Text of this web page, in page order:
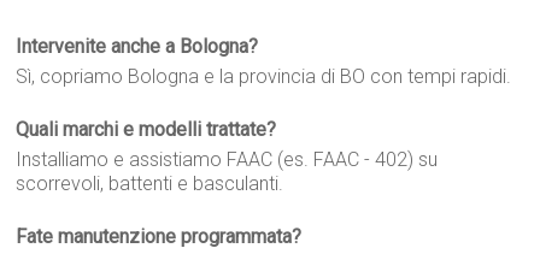
Intervenite anche a Bologna?
Sì, copriamo Bologna e la provincia di BO con tempi rapidi.
Quali marchi e modelli trattate?
Installiamo e assistiamo FAAC (es. FAAC - 402) su
scorrevoli, battenti e basculanti.
Fate manutenzione programmata?